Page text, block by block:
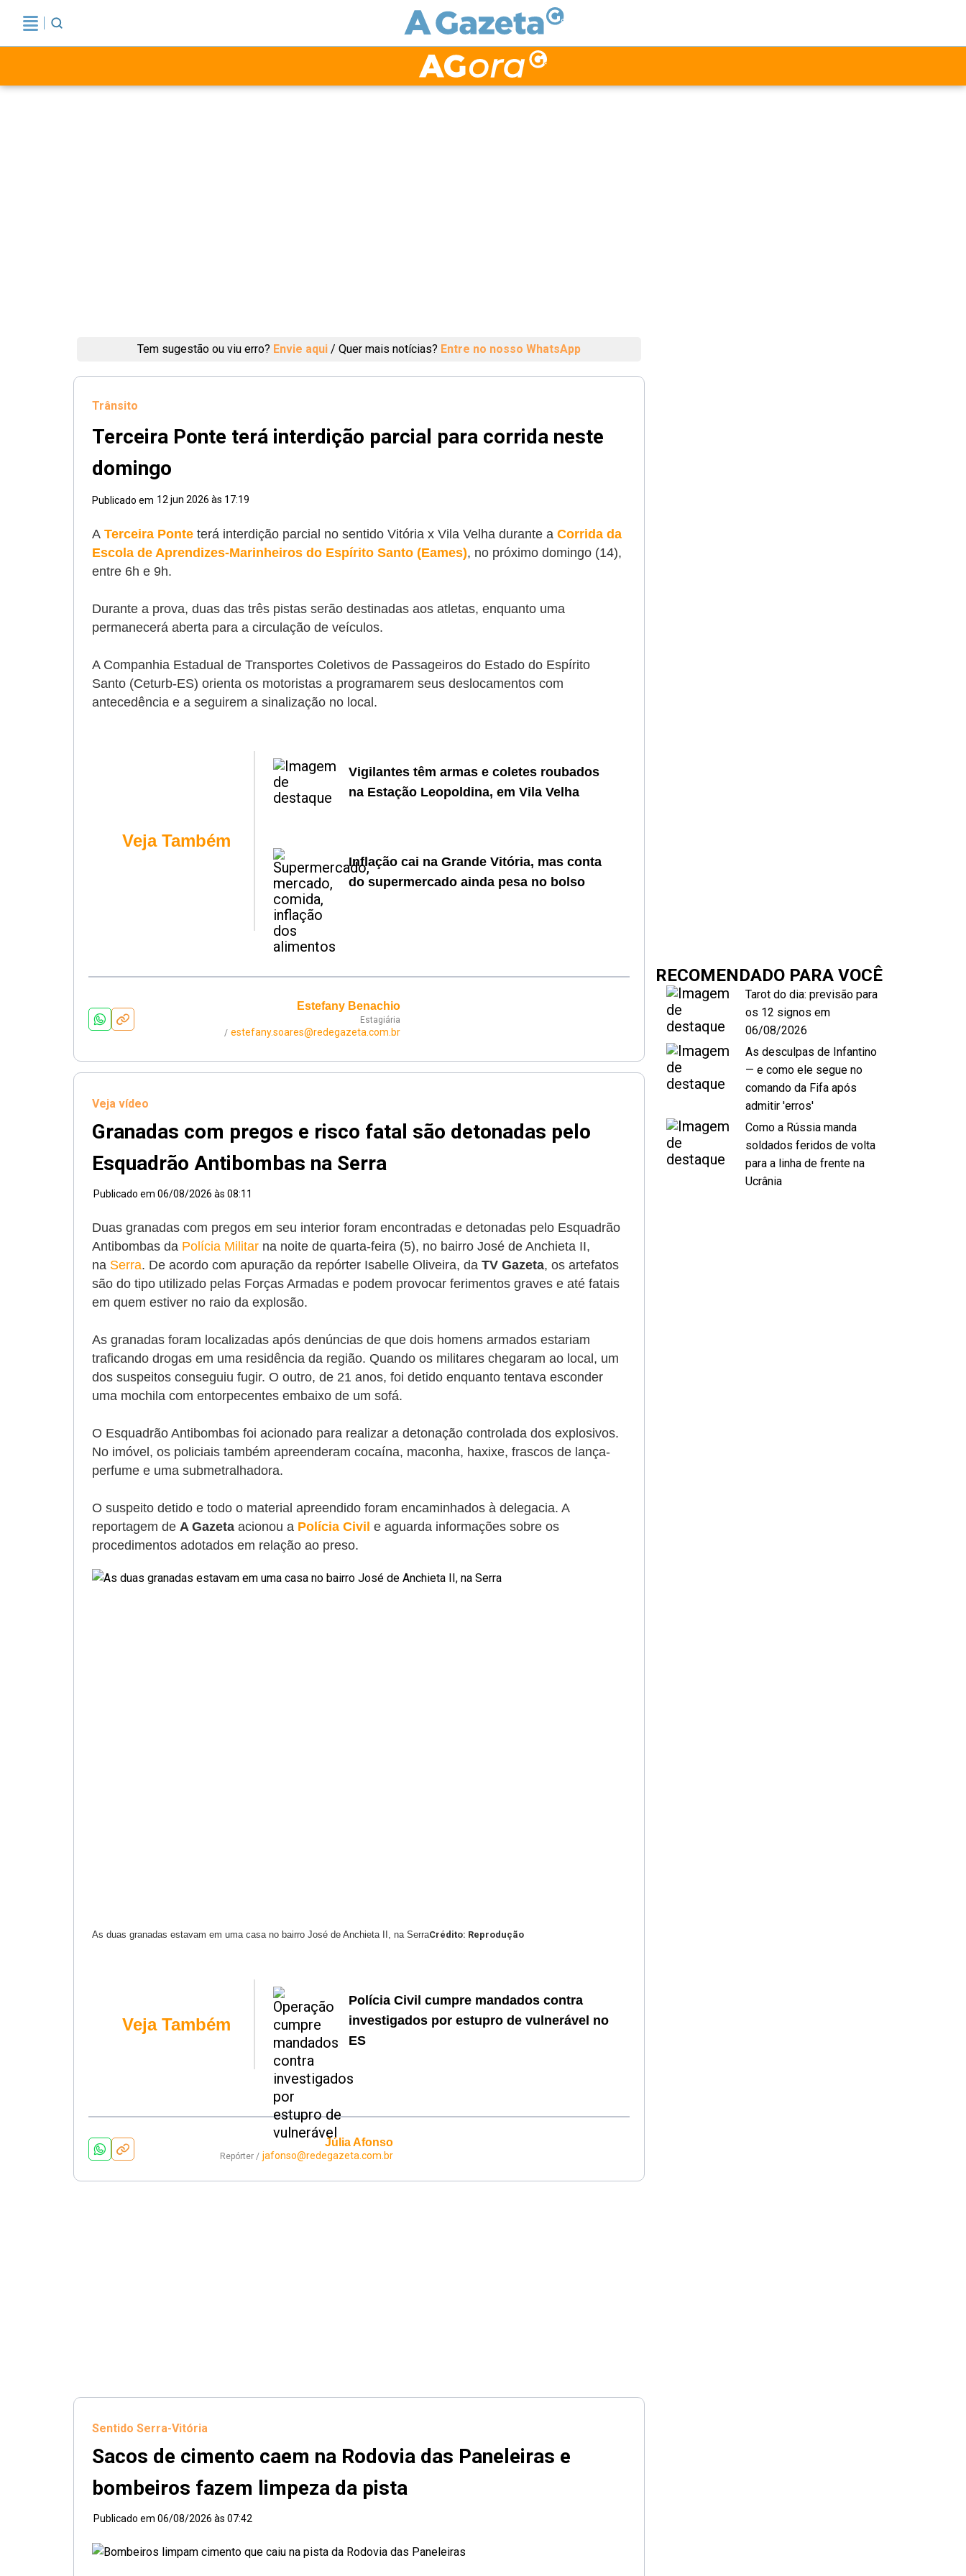
Tem sugestão ou viu erro? Envie aqui / Quer mais notícias? Entre no nosso WhatsApp
Trânsito
Terceira Ponte terá interdição parcial para corrida neste
domingo
Publicado em 12 jun 2026 às 17:19
A Terceira Ponte terá interdição parcial no sentido Vitória x Vila Velha durante a Corrida da
Escola de Aprendizes-Marinheiros do Espírito Santo (Eames), no próximo domingo (14),
entre 6h e 9h.
Durante a prova, duas das três pistas serão destinadas aos atletas, enquanto uma
permanecerá aberta para a circulação de veículos.
A Companhia Estadual de Transportes Coletivos de Passageiros do Estado do Espírito
Santo (Ceturb-ES) orienta os motoristas a programarem seus deslocamentos com
antecedência e a seguirem a sinalização no local.
Veja Também
Vigilantes têm armas e coletes roubados
na Estação Leopoldina, em Vila Velha
Inflação cai na Grande Vitória, mas conta
do supermercado ainda pesa no bolso
Estefany Benachio
Estagiária
/ estefany.soares@redegazeta.com.br
Veja vídeo
Granadas com pregos e risco fatal são detonadas pelo
Esquadrão Antibombas na Serra
Publicado em 06/08/2026 às 08:11
Duas granadas com pregos em seu interior foram encontradas e detonadas pelo Esquadrão
Antibombas da Polícia Militar na noite de quarta-feira (5), no bairro José de Anchieta II,
na Serra. De acordo com apuração da repórter Isabelle Oliveira, da TV Gazeta, os artefatos
são do tipo utilizado pelas Forças Armadas e podem provocar ferimentos graves e até fatais
em quem estiver no raio da explosão.
As granadas foram localizadas após denúncias de que dois homens armados estariam
traficando drogas em uma residência da região. Quando os militares chegaram ao local, um
dos suspeitos conseguiu fugir. O outro, de 21 anos, foi detido enquanto tentava esconder
uma mochila com entorpecentes embaixo de um sofá.
O Esquadrão Antibombas foi acionado para realizar a detonação controlada dos explosivos.
No imóvel, os policiais também apreenderam cocaína, maconha, haxixe, frascos de lança-
perfume e uma submetralhadora.
O suspeito detido e todo o material apreendido foram encaminhados à delegacia. A
reportagem de A Gazeta acionou a Polícia Civil e aguarda informações sobre os
procedimentos adotados em relação ao preso.
As duas granadas estavam em uma casa no bairro José de Anchieta II, na SerraCrédito: Reprodução
Veja Também
Polícia Civil cumpre mandados contra
investigados por estupro de vulnerável no
ES
Júlia Afonso
Repórter / jafonso@redegazeta.com.br
Sentido Serra-Vitória
Sacos de cimento caem na Rodovia das Paneleiras e
bombeiros fazem limpeza da pista
Publicado em 06/08/2026 às 07:42
RECOMENDADO PARA VOCÊ
Tarot do dia: previsão para
os 12 signos em
06/08/2026
As desculpas de Infantino
— e como ele segue no
comando da Fifa após
admitir 'erros'
Como a Rússia manda
soldados feridos de volta
para a linha de frente na
Ucrânia